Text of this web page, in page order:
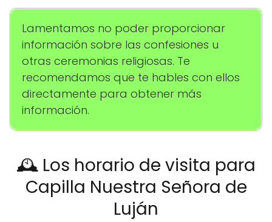
Lamentamos no poder proporcionar
información sobre las confesiones u
otras ceremonias religiosas. Te
recomendamos que te hables con ellos
directamente para obtener más
información.
🕰️ Los horario de visita para
Capilla Nuestra Señora de
Luján